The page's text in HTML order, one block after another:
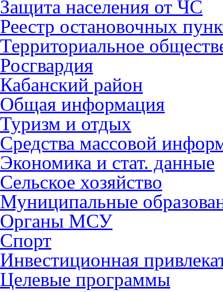
Защита населения от ЧС
Реестр остановочных
Территориальное
Росгвардия
Кабанский район
Общая информация
Туризм и отдых
Средства массовой
Экономика и стат. данные
Сельское хозяйство
Муниципальные
Органы МСУ
Спорт
Инвестиционная
Целевые программы